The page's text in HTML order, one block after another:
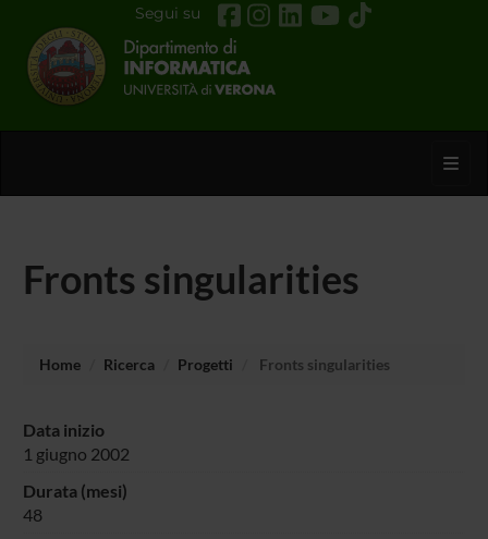
Segui su
Fronts singularities
Home Ricerca Progetti Fronts singularities
Data inizio
1 giugno 2002
Durata (mesi)
48